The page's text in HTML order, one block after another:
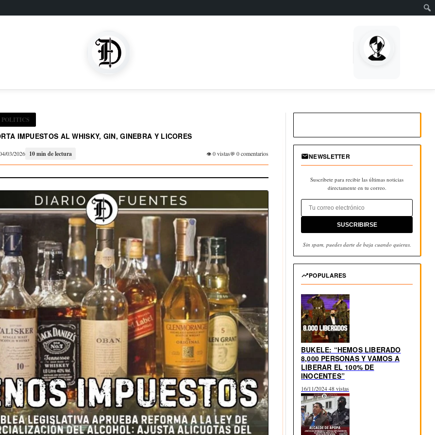
POLITICS
IMPUESTOS AL WHISKY, GIN, GINEBRA Y LICORES
03/2026 10 min de lectura 0 vistas 0 comentarios NEWSLETTER
Suscríbete para recibir las últimas noticias
directamente en tu correo.
SUSCRIBIRSE
Sin spam, puedes darte de baja cuando quieras.
POPULARES
BUKELE: “HEMOS LIBERADO
8,000 PERSONAS Y VAMOS A
LIBERAR EL 100% DE
INOCENTES”
16/11/202448 vistas